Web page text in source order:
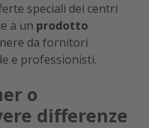
speciali dei centri
a un prodotto
da fornitori
e professionisti.
o
differenze